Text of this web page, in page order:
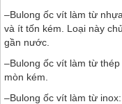
–Bulong ốc vít làm từ
và ít tốn kém. Loại này
gần nước.
–Bulong ốc vít làm từ
mòn kém.
–Bulong ốc vít làm từ